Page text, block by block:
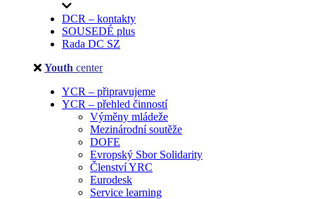
DCR – kontakty
SOUSEDÉ plus
Rada DC SZ
Youth center
YCR – připravujeme
YCR – přehled činností
Výměny mládeže
Mezinárodní soutěže
DOFE
Evropský Sbor Solidarity
Členství YRC
Eurodesk
Service learning